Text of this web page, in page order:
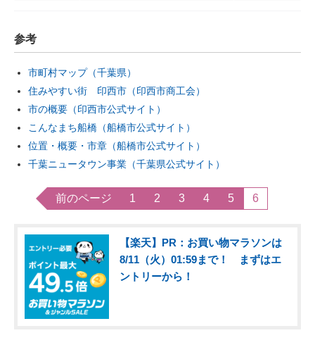
参考
市町村マップ（千葉県）
住みやすい街 印西市（印西市商工会）
市の概要（印西市公式サイト）
こんなまち船橋（船橋市公式サイト）
位置・概要・市章（船橋市公式サイト）
千葉ニュータウン事業（千葉県公式サイト）
前のページ 1 2 3 4 5 6
【楽天】PR：お買い物マラソンは
8/11（火）01:59まで！ まずはエ
ントリーから！